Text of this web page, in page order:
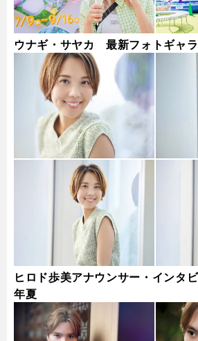
ウナギ・サヤカ 最新フォトギャ
ヒロド歩美アナウンサー・インタ
年夏